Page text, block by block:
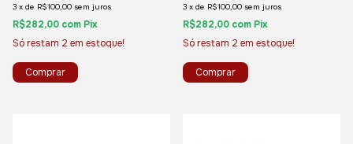
3 x de R$100,00 sem juros
R$282,00 com Pix
Só restam 2 em estoque!
3 x de R$100,00 sem juros
R$282,00 com Pix
Só restam 2 em estoque!